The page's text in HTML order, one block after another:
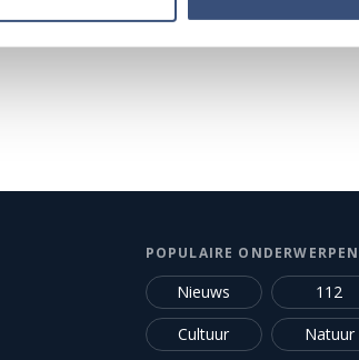
de agenda →
POPULAIRE ONDERWERPEN
Nieuws
112
Cultuur
Natuur